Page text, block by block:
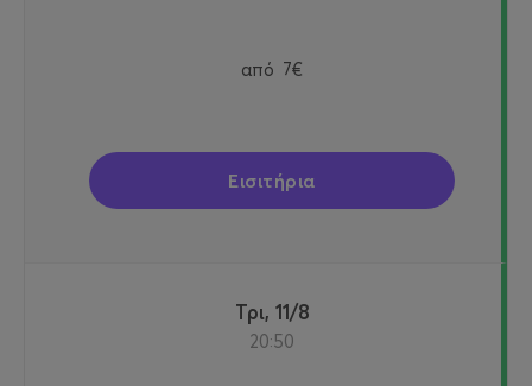
από 7€
Εισιτήρια
Τρι, 11/8
20:50